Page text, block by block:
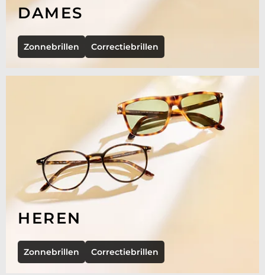
DAMES
Zonnebrillen Correctiebrillen
HEREN
Zonnebrillen Correctiebrillen